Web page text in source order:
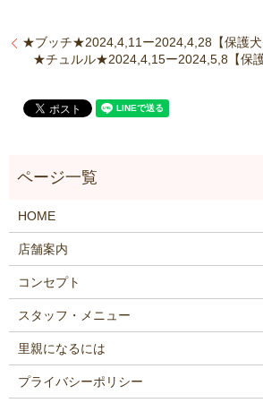
★ブッチ★2024,4,11ー2024,4,28【保護犬
★チュルル★2024,4,15ー2024,5,8【保護
HOME
店舗案内
コンセプト
スタッフ・メニュー
里親になるには
プライバシーポリシー